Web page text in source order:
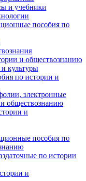
и учебники
пособия по
и обществознанию
культуры
по истории и
электронные
обществознанию
и
пособия по
по истории
и